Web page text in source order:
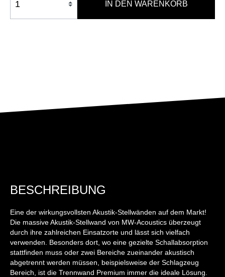
IN DEN WARENKORB
BESCHREIBUNG
Eine der wirkungsvollsten Akustik-Stellwänden auf dem Markt!
Die massive Akustik-Stellwand von MW-Acoustics überzeugt
durch ihre zahlreichen Einsatzorte und lässt sich vielfach
verwenden. Besonders dort, wo eine gezielte Schallabsorption
stattfinden muss oder zwei Bereiche zueinander akustisch
abgetrennt werden müssen, beispielsweise der Schlagzeug
Bereich, ist die Trennwand Premium immer die ideale Lösung.